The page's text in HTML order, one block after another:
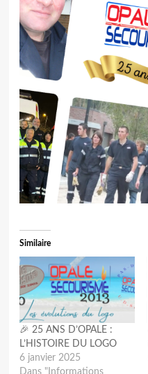
Similaire
🎉 25 ANS D’OPALE :
L’HISTOIRE DU LOGO
6 janvier 2025
Dans "Informations